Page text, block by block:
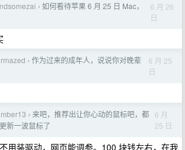
› 如何看待苹果 6 月 25 日 Mac，
6 月 26
日
› 作为过来的成年人，说说你对晚辈
6 月 25
日
› 来吧，推荐出让你心动的鼠标吧，都
新一波鼠标了
6 月
25 日
用装驱动，网页能调参。100 块钱左右，在我